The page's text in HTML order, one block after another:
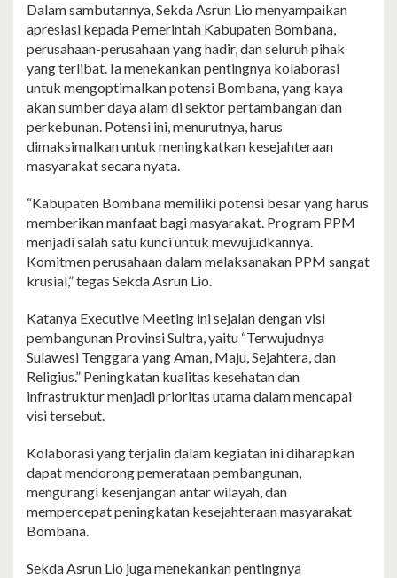
Dalam sambutannya, Sekda Asrun Lio menyampaikan
apresiasi kepada Pemerintah Kabupaten Bombana,
perusahaan-perusahaan yang hadir, dan seluruh pihak
yang terlibat. Ia menekankan pentingnya kolaborasi
untuk mengoptimalkan potensi Bombana, yang kaya
akan sumber daya alam di sektor pertambangan dan
perkebunan. Potensi ini, menurutnya, harus
dimaksimalkan untuk meningkatkan kesejahteraan
masyarakat secara nyata.
“Kabupaten Bombana memiliki potensi besar yang harus
memberikan manfaat bagi masyarakat. Program PPM
menjadi salah satu kunci untuk mewujudkannya.
Komitmen perusahaan dalam melaksanakan PPM sangat
krusial,” tegas Sekda Asrun Lio.
Katanya Executive Meeting ini sejalan dengan visi
pembangunan Provinsi Sultra, yaitu “Terwujudnya
Sulawesi Tenggara yang Aman, Maju, Sejahtera, dan
Religius.” Peningkatan kualitas kesehatan dan
infrastruktur menjadi prioritas utama dalam mencapai
visi tersebut.
Kolaborasi yang terjalin dalam kegiatan ini diharapkan
dapat mendorong pemerataan pembangunan,
mengurangi kesenjangan antar wilayah, dan
mempercepat peningkatan kesejahteraan masyarakat
Bombana.
Sekda Asrun Lio juga menekankan pentingnya